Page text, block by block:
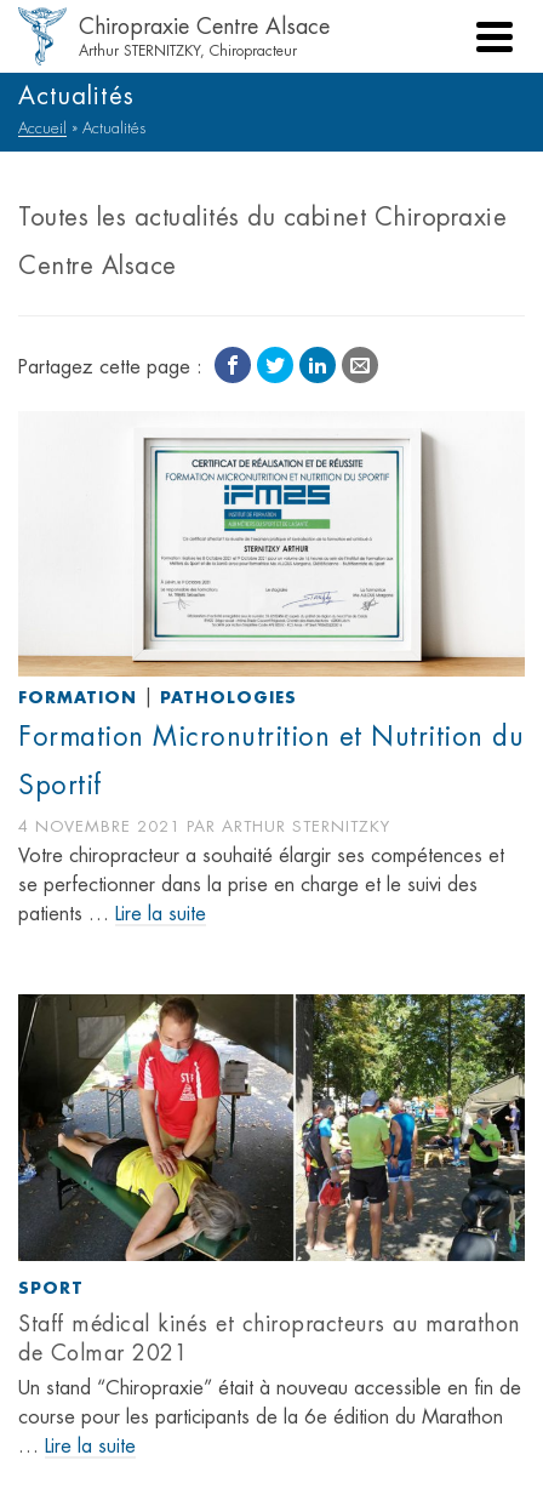
Chiropraxie Centre Alsace
Arthur STERNITZKY, Chiropracteur
Actualités
Accueil » Actualités
Toutes les actualités du cabinet Chiropraxie
Centre Alsace
Partagez cette page :
FORMATION PATHOLOGIES
Formation Micronutrition et Nutrition du
Sportif
4 NOVEMBRE 2021 PAR ARTHUR STERNITZKY
Votre chiropracteur a souhaité élargir ses compétences et
se perfectionner dans la prise en charge et le suivi des
patients … Lire la suite
SPORT
Staff médical kinés et chiropracteurs au marathon
de Colmar 2021
Un stand “Chiropraxie” était à nouveau accessible en fin de
course pour les participants de la 6e édition du Marathon
… Lire la suite